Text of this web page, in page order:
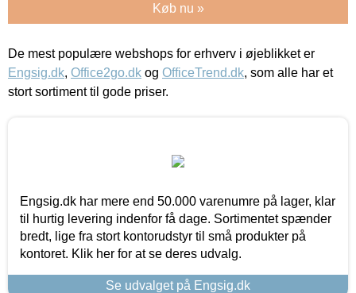
Køb nu »
De mest populære webshops for erhverv i øjeblikket er
Engsig.dk, Office2go.dk og OfficeTrend.dk, som alle har et
stort sortiment til gode priser.
Engsig.dk har mere end 50.000 varenumre på lager, klar
til hurtig levering indenfor få dage. Sortimentet spænder
bredt, lige fra stort kontorudstyr til små produkter på
kontoret. Klik her for at se deres udvalg.
Se udvalget på Engsig.dk